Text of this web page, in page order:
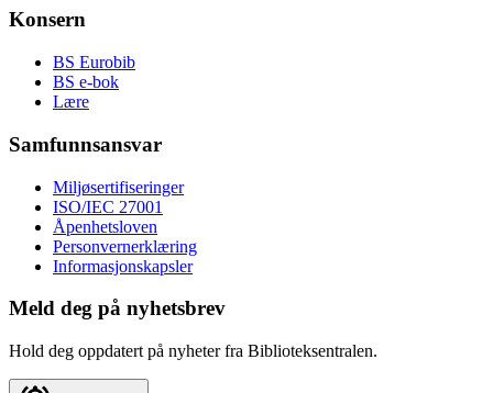
Konsern
BS Eurobib
BS e-bok
Lære
Samfunnsansvar
Miljøsertifiseringer
ISO/IEC 27001
Åpenhetsloven
Personvernerklæring
Informasjonskapsler
Meld deg på nyhetsbrev
Hold deg oppdatert på nyheter fra Biblioteksentralen.